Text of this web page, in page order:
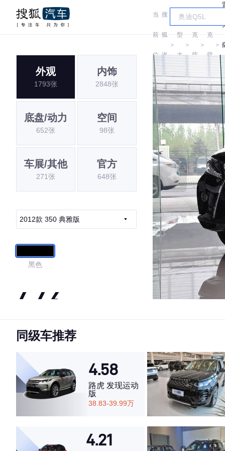
当
前
位
置:
搜
狐
汽
车
＞
车
型
大
全
＞
雷
克
萨
＞
克
萨
＞
外观
1793张
内饰
2848张
底盘/动力
652张
空间
98张
车展/其他
271张
官方
648张
2012款 350 典雅版
黑色
4.46
·外观表现一般，低于57%同级车
·空间表现较为优秀，优于58%同级车
同级车推荐
4.58
路虎 发现运动
版
38.83-39.99万
4.21